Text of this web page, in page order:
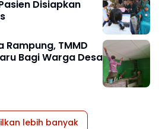
Disiapkan
Rampung, TMMD
Bagi Warga Desa
lebih banyak